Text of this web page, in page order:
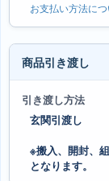
お支払い方法に
商品引き渡し
引き渡し方法
玄関引渡し
※搬入、開封、
となります。